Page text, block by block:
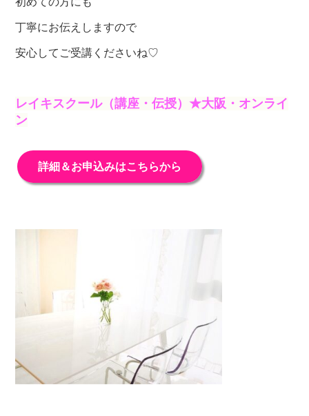
丁寧にお伝えしますので
安心してご受講くださいね♡
レイキスクール（講座・伝授）★大阪・オンライ
ン
詳細＆お申込みはこちらから